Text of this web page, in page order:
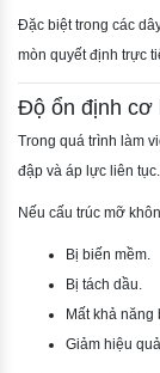
Đặc biệt trong các
mòn quyết định trực
Độ ổn định cơ
Trong quá trình làm
đập và áp lực liên tục.
Nếu cấu trúc mỡ
Bị biến mềm.
Bị tách dầu.
Mất khả năng
Giảm hiệu